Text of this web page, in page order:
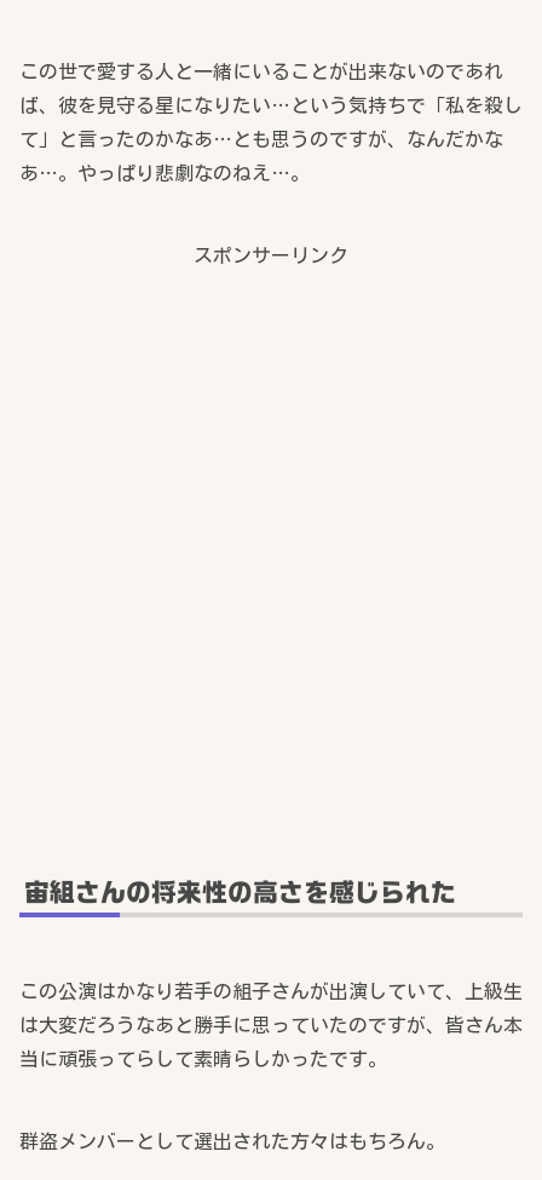
この世で愛する人と一緒にいることが出来ないのであれ
ば、彼を見守る星になりたい…という気持ちで「私を殺し
て」と言ったのかなあ…とも思うのですが、なんだかな
あ…。やっぱり悲劇なのねえ…。
スポンサーリンク
宙組さんの将来性の高さを感じられた
この公演はかなり若手の組子さんが出演していて、上級生
は大変だろうなあと勝手に思っていたのですが、皆さん本
当に頑張ってらして素晴らしかったです。
群盗メンバーとして選出された方々はもちろん。